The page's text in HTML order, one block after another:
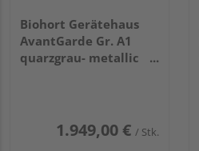
Biohort Gerätehaus
AvantGarde Gr. A1
quarzgrau- metallic
1.949,00 € / Stk.